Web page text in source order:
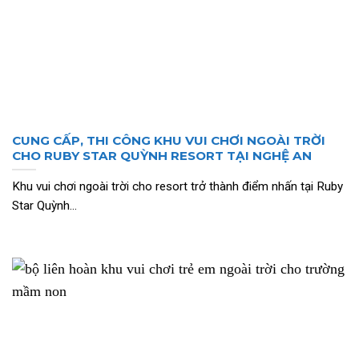
CUNG CẤP, THI CÔNG KHU VUI CHƠI NGOÀI TRỜI
CHO RUBY STAR QUỲNH RESORT TẠI NGHỆ AN
Khu vui chơi ngoài trời cho resort trở thành điểm nhấn tại Ruby
Star Quỳnh...